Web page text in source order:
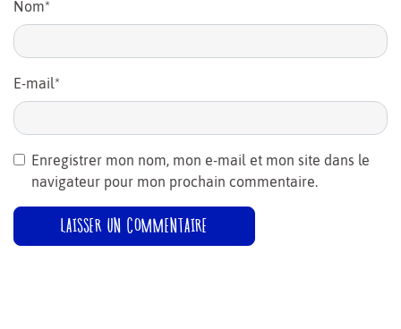
Nom*
E-mail*
Enregistrer mon nom, mon e-mail et mon site dans le
navigateur pour mon prochain commentaire.